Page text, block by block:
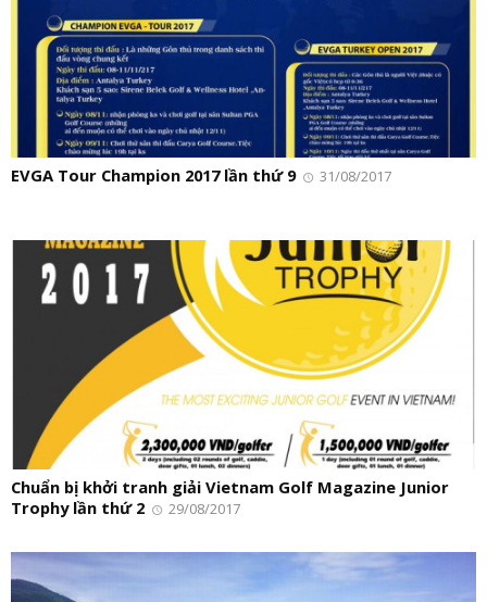
EVGA Tour Champion 2017 lần thứ 9 31/08/2017
Chuẩn bị khởi tranh giải Vietnam Golf Magazine Junior
Trophy lần thứ 2
29/08/2017